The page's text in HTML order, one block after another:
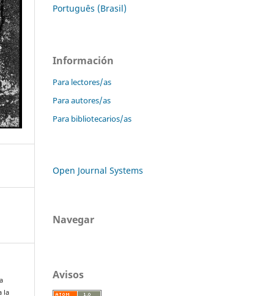
la
Português (Brasil)
Información
Para lectores/as
Para autores/as
Para bibliotecarios/as
Open Journal Systems
Navegar
Avisos